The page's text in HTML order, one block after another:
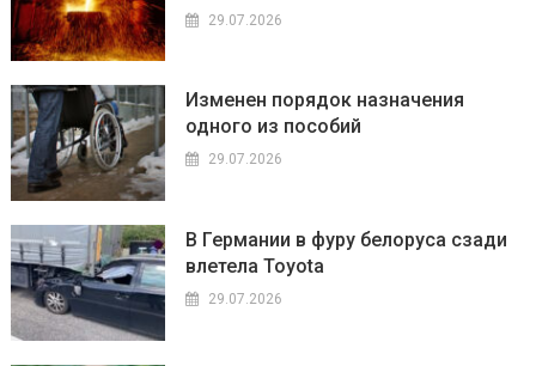
29.07.2026
Изменен порядок назначения
одного из пособий
29.07.2026
В Германии в фуру белоруса сзади
влетела Toyota
29.07.2026